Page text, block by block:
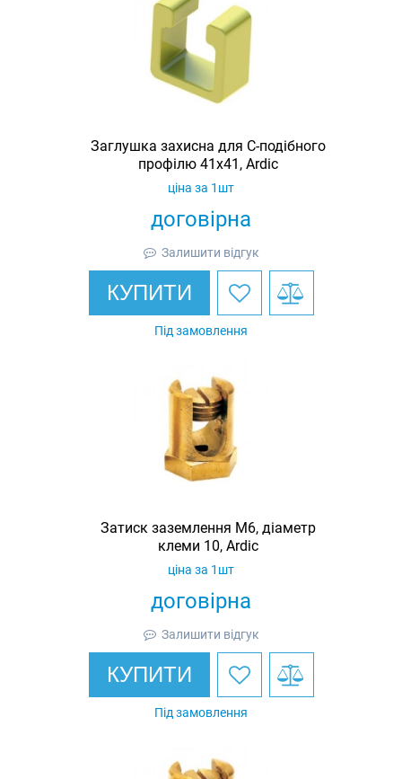
Заглушка захисна для С-подібного
профілю 41х41, Ardic
договірна
ціна за 1шт
Залишити відгук
КУПИТИ
Під замовлення
Затиск заземлення M6, діаметр
клеми 10, Ardic
договірна
ціна за 1шт
Залишити відгук
КУПИТИ
Під замовлення